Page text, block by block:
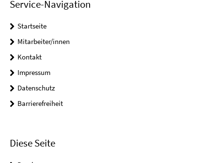
Service-Navigation
Startseite
Mitarbeiter/innen
Kontakt
Impressum
Datenschutz
Barrierefreiheit
Diese Seite